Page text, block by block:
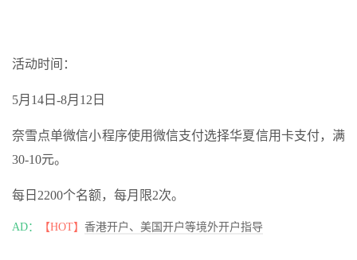
活动时间：
5月14日-8月12日
奈雪点单微信小程序使用微信支付选择华夏信用卡支付，满
30-10元。
每日2200个名额，每月限2次。
AD： 【HOT】 香港开户、美国开户等境外开户指导